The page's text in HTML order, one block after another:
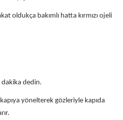
oldukça bakımlı hatta kırmızı ojeli
dakika dedin.
yönelterek gözleriyle kapıda